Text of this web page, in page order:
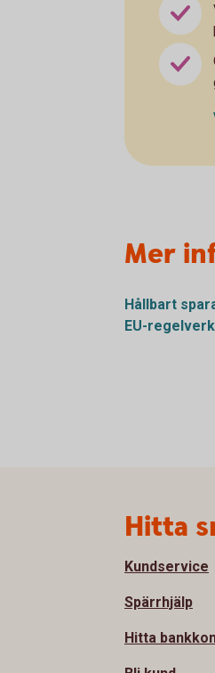
Mer
Hållbart
EU-
Hitta
Kundservice
Spärrhjälp
Hitta